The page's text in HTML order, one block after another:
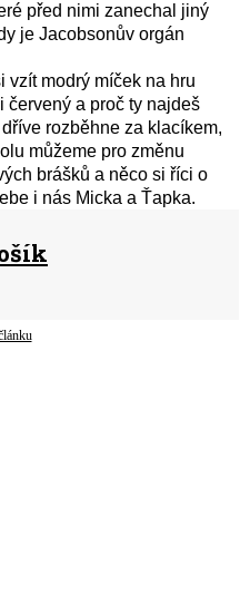
před nimi zanechal jiný
je Jacobsonův orgán
vzít modrý míček na hru
červený a proč ty najdeš
rozběhne za klacíkem,
můžeme pro změnu
brášků a něco si říci o
i nás Micka a Ťapka.